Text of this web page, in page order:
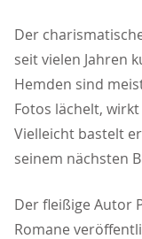
Der
seit vielen Jahren
Hemden sind
Fotos lächelt,
Vielleicht bastelt
seinem nächsten
Der fleißige Autor
Romane